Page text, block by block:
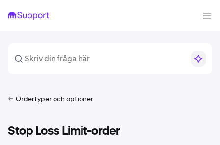
Ordertyper och optioner
Stop Loss Limit-order